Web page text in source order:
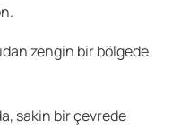
zengin bir bölgede
sakin bir çevrede